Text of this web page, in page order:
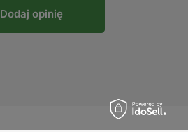
Dodaj opinię